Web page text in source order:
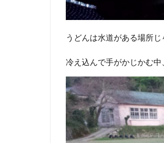
うどんは水道がある場所
冷え込んで手がかじかむ中